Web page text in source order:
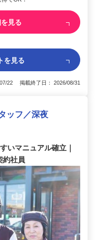
見る
を見る
22 掲載終了日： 2026/08/31
ッフ／深夜
いマニュアル確立｜
約社員